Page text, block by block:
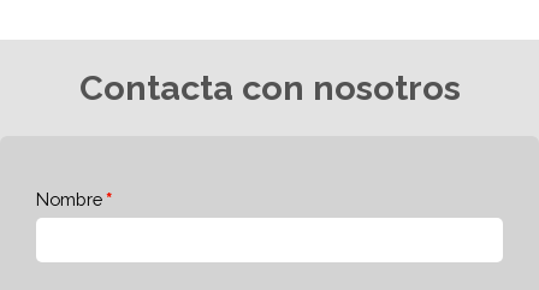
Contacta con nosotros
Nombre